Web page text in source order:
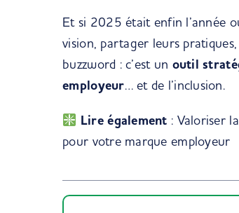
Et si 2025 était enfin l’année
vision, partager leurs
buzzword : c’est un outil
employeur… et de l’inclusion.
Lire également : Valoriser
pour votre marque employeur